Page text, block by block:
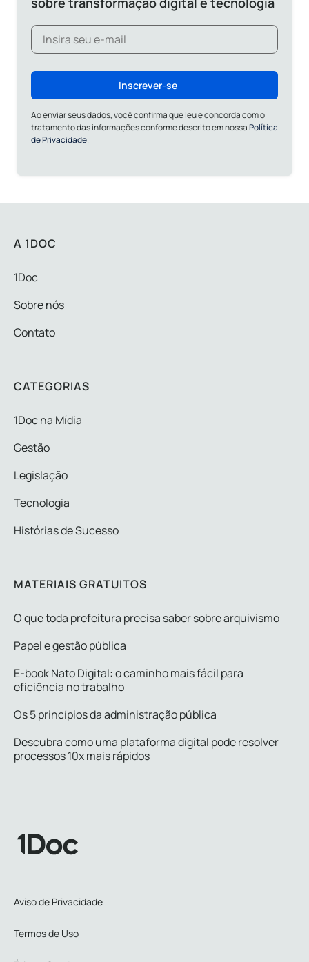
Inscrever-se
Ao enviar seus dados, você confirma que leu e concorda com o
tratamento das informações conforme descrito em nossaPolítica
de Privacidade.
A 1DOC
1Doc
Sobre nós
Contato
CATEGORIAS
1Doc na Mídia
Gestão
Legislação
Tecnologia
Histórias de Sucesso
MATERIAIS GRATUITOS
O que toda prefeitura precisa saber sobre arquivismo
Papel e gestão pública
E-book Nato Digital: o caminho mais fácil para
eficiência no trabalho
Os 5 princípios da administração pública
Descubra como uma plataforma digital pode resolver
processos 10x mais rápidos
Aviso de Privacidade
Termos de Uso